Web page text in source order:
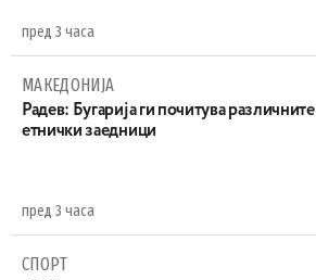
пред 3 часа
МАКЕДОНИЈА
Радев: Бугарија ги почитува различните
етнички заедници
пред 3 часа
СПОРТ